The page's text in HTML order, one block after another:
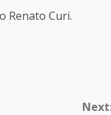
Renato Curi.